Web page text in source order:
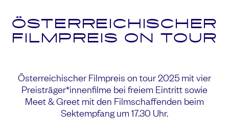
ÖSTERREICHISCHER
FILMPREIS ON TOUR
Österreichischer Filmpreis on tour 2025 mit vier
Preisträger*innenfilme bei freiem Eintritt sowie
Meet & Greet mit den Filmschaffenden beim
Sektempfang um 17.30 Uhr.